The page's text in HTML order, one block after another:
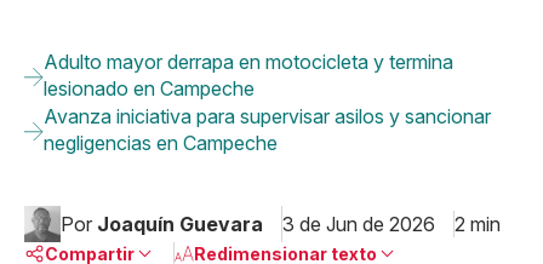
Adulto mayor derrapa en motocicleta y termina
lesionado en Campeche
Avanza iniciativa para supervisar asilos y sancionar
negligencias en Campeche
Por Joaquín Guevara 3 de Jun de 2026 2 min
Compartir Redimensionar texto